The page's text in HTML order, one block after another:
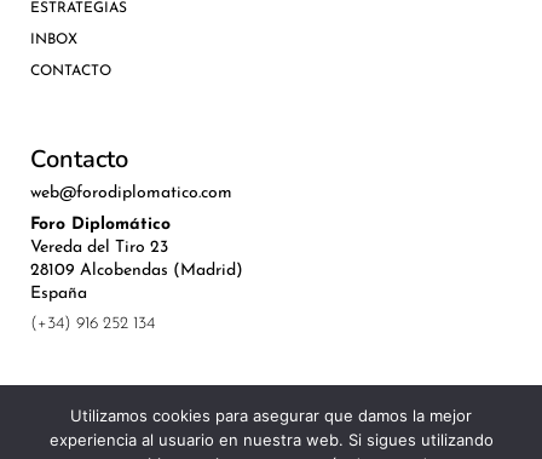
ESTRATEGIAS
INBOX
CONTACTO
Contacto
web@forodiplomatico.com
Foro Diplomático
Vereda del Tiro 23
28109 Alcobendas (Madrid)
España
(+34) 916 252 134
Utilizamos cookies para asegurar que damos la mejor
experiencia al usuario en nuestra web. Si sigues utilizando